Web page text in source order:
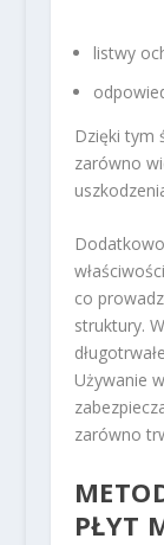
listwy
Dzięki tym
zarówno
co
struktury.
Używanie
zarówno
PŁYT